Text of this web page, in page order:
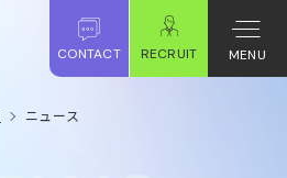
MENU
CONTACT RECRUIT
ニュース